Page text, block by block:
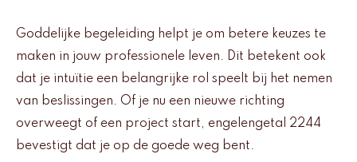
Goddelijke begeleiding helpt je om betere keuzes te
maken in jouw professionele leven. Dit betekent ook
dat je intuïtie een belangrijke rol speelt bij het nemen
van beslissingen. Of je nu een nieuwe richting
overweegt of een project start, engelengetal 2244
bevestigt dat je op de goede weg bent.